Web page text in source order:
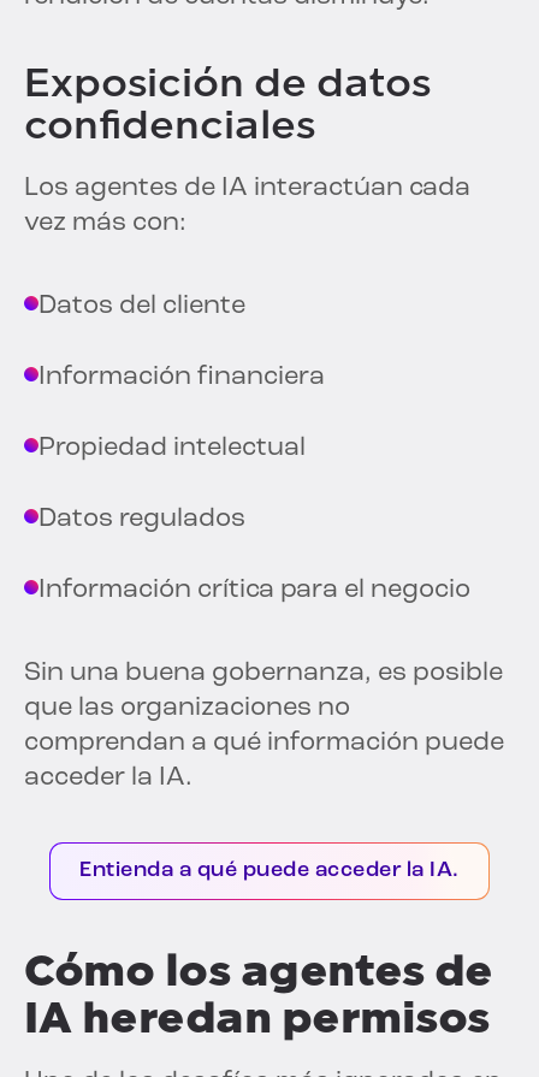
Exposición de datos
confidenciales
Los agentes de IA interactúan cada
vez más con:
Datos del cliente
Información financiera
Propiedad intelectual
Datos regulados
Información crítica para el negocio
Sin una buena gobernanza, es posible
que las organizaciones no
comprendan a qué información puede
acceder la IA.
Entienda a qué puede acceder la IA.
Cómo los agentes de
IA heredan permisos